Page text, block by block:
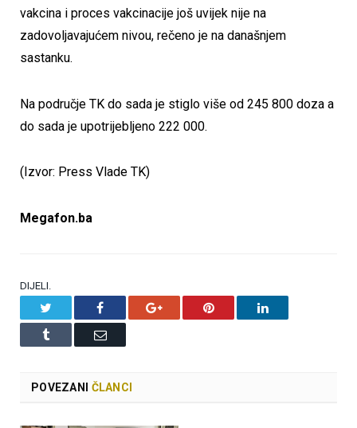
vakcina i proces vakcinacije još uvijek nije na
zadovoljavajućem nivou, rečeno je na današnjem
sastanku.
Na područje TK do sada je stiglo više od 245 800 doza a
do sada je upotrijebljeno 222 000.
(Izvor: Press Vlade TK)
Megafon.ba
DIJELI.
Facebook Google+ Pinterest LinkedIn
Tumblr Email
POVEZANI ČLANCI